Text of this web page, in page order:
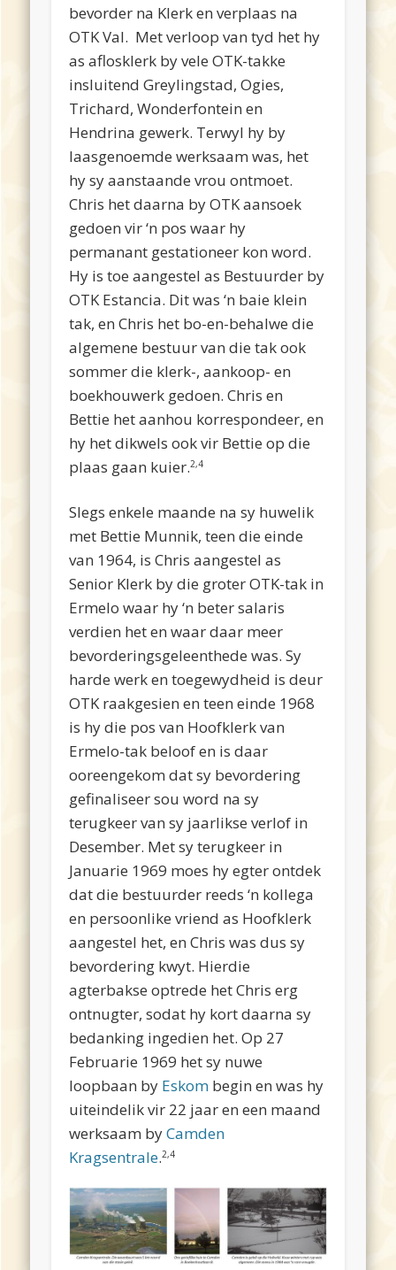
bevorder na Klerk en verplaas na
OTK Val. Met verloop van tyd het hy
as aflosklerk by vele OTK-takke
insluitend Greylingstad, Ogies,
Trichard, Wonderfontein en
Hendrina gewerk. Terwyl hy by
laasgenoemde werksaam was, het
hy sy aanstaande vrou ontmoet.
Chris het daarna by OTK aansoek
gedoen vir ‘n pos waar hy
permanant gestationeer kon word.
Hy is toe aangestel as Bestuurder by
OTK Estancia. Dit was ‘n baie klein
tak, en Chris het bo-en-behalwe die
algemene bestuur van die tak ook
sommer die klerk-, aankoop- en
boekhouwerk gedoen. Chris en
Bettie het aanhou korrespondeer, en
hy het dikwels ook vir Bettie op die
plaas gaan kuier.2,4
Slegs enkele maande na sy huwelik
met Bettie Munnik, teen die einde
van 1964, is Chris aangestel as
Senior Klerk by die groter OTK-tak in
Ermelo waar hy ‘n beter salaris
verdien het en waar daar meer
bevorderingsgeleenthede was. Sy
harde werk en toegewydheid is deur
OTK raakgesien en teen einde 1968
is hy die pos van Hoofklerk van
Ermelo-tak beloof en is daar
ooreengekom dat sy bevordering
gefinaliseer sou word na sy
terugkeer van sy jaarlikse verlof in
Desember. Met sy terugkeer in
Januarie 1969 moes hy egter ontdek
dat die bestuurder reeds ‘n kollega
en persoonlike vriend as Hoofklerk
aangestel het, en Chris was dus sy
bevordering kwyt. Hierdie
agterbakse optrede het Chris erg
ontnugter, sodat hy kort daarna sy
bedanking ingedien het. Op 27
Februarie 1969 het sy nuwe
loopbaan by Eskom begin en was hy
uiteindelik vir 22 jaar en een maand
werksaam byCamden
Kragsentrale.2,4